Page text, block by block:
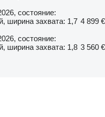
состояние:
ширина захвата: 1,7 4 899 €
состояние:
ширина захвата: 1,8 3 560 €